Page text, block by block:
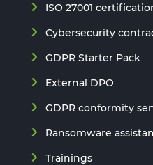
ISO 27001
Cybersecurity
GDPR Starter Pack
External DPO
GDPR conformity
Ransomware
Trainings